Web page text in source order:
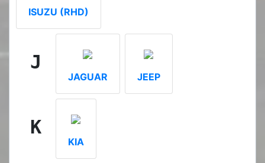
ISUZU (RHD)
J
JAGUAR JEEP
K
KIA